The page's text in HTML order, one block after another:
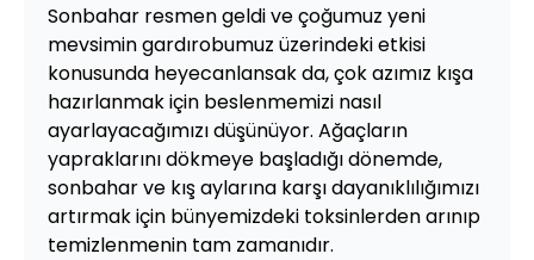
Sonbahar resmen geldi ve çoğumuz yeni
mevsimin gardırobumuz üzerindeki etkisi
konusunda heyecanlansak da, çok azımız kışa
hazırlanmak için beslenmemizi nasıl
ayarlayacağımızı düşünüyor. Ağaçların
yapraklarını dökmeye başladığı dönemde,
sonbahar ve kış aylarına karşı dayanıklılığımızı
artırmak için bünyemizdeki toksinlerden arınıp
temizlenmenin tam zamanıdır.